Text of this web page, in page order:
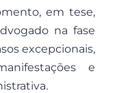
em tese,
na fase
excepcionais,
e